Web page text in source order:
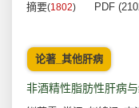
摘要(1802) PDF
论著_其他肝病
非酒精性脂肪性肝病